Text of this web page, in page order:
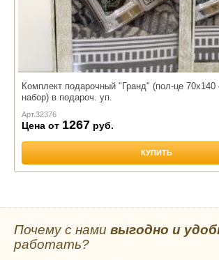
Комплект подарочный "Гранд" (пол-це
набор) в подароч. уп.
Арт.32376
Цена от 1267 руб.
КУПИТЬ
Почему с нами выгодно и
работать?